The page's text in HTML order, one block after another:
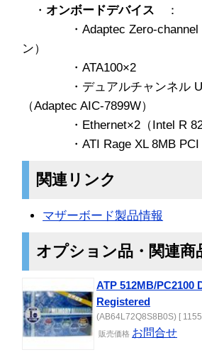
・ オンボードデバイス ：
・Adaptec Zero-channel
ン）
・ATA100×2
・デュアルチャンネル
（Adaptec AIC-7899W）
・Ethernet×2（Intel R
・ATI Rage XL 8MB PCI
関連リンク
マザーボード製品情報
オプション品・関連商
ATP 512MB/PC2100
Registered
(AB64L72Q8S8B0S) [
販売価格 お問合せ